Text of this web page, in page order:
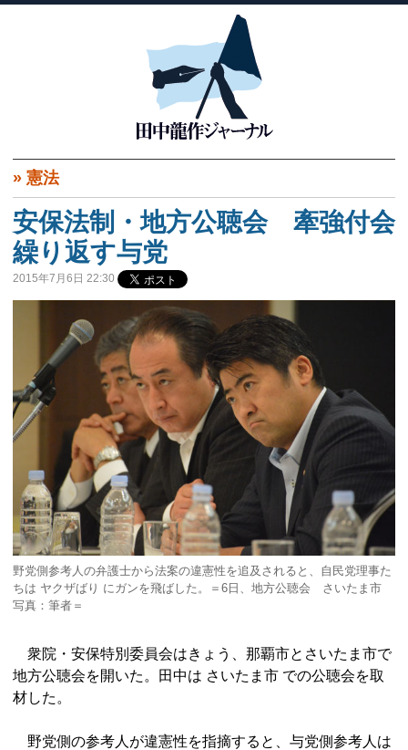
» 憲法
安保法制・地方公聴会 牽強付会
繰り返す与党
2015年7月6日 22:30
野党側参考人の弁護士から法案の違憲性を追及されると、自民党理事た
ちは ヤクザばり にガンを飛ばした。＝6日、地方公聴会 さいたま市
写真：筆者＝
衆院・安保特別委員会はきょう、那覇市とさいたま市で
地方公聴会を開いた。田中は さいたま市 での公聴会を取
材した。
野党側の参考人が違憲性を指摘すると、与党側参考人は